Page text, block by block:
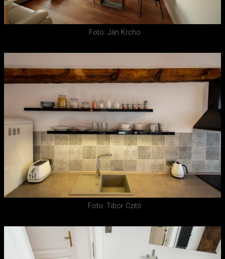
Foto: Ján Krcho
Foto: Tibor Czitó